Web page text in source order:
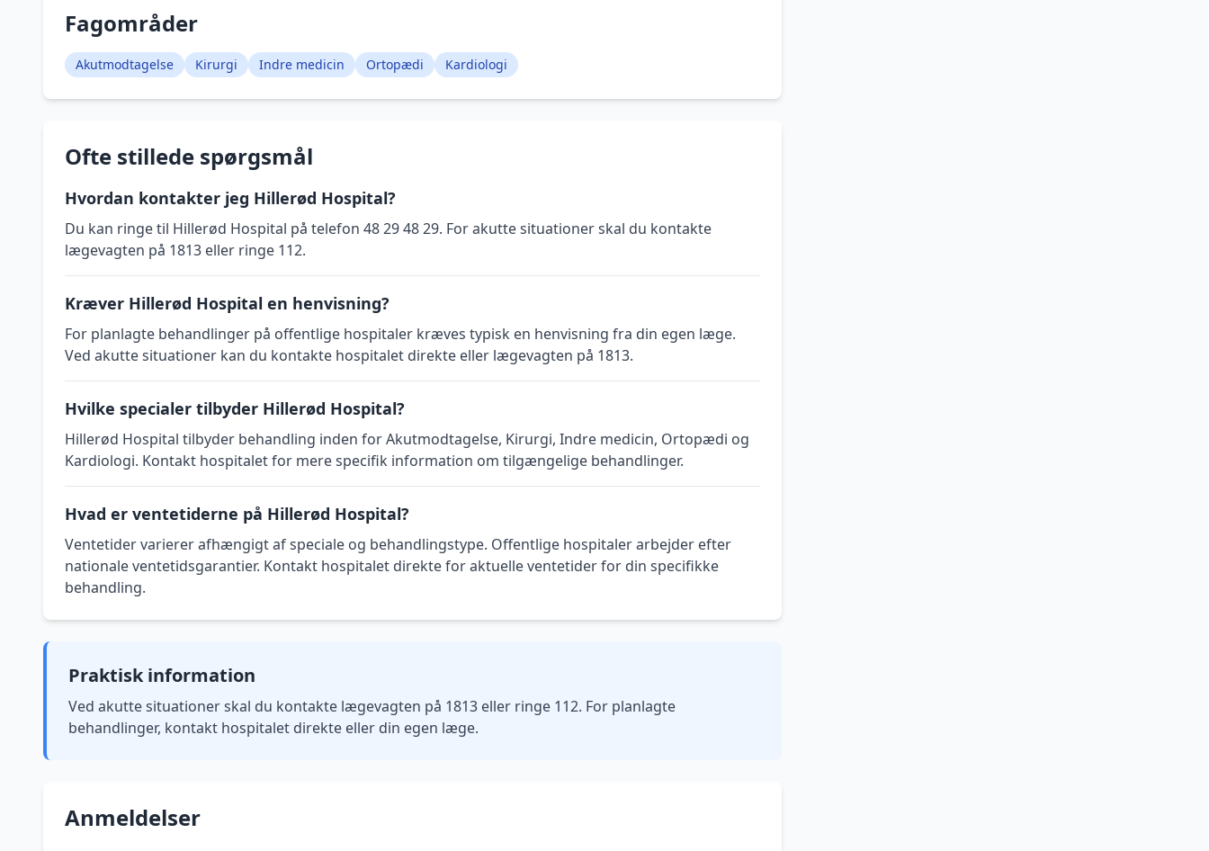
Fagområder
Akutmodtagelse Kirurgi Indre medicin Ortopædi Kardiologi
Ofte stillede spørgsmål
Hvordan kontakter jeg Hillerød Hospital?
Du kan ringe til Hillerød Hospital på telefon 48 29 48 29. For akutte situationer skal du kontakte
lægevagten på 1813 eller ringe 112.
Kræver Hillerød Hospital en henvisning?
For planlagte behandlinger på offentlige hospitaler kræves typisk en henvisning fra din egen læge.
Ved akutte situationer kan du kontakte hospitalet direkte eller lægevagten på 1813.
Hvilke specialer tilbyder Hillerød Hospital?
Hillerød Hospital tilbyder behandling inden for Akutmodtagelse, Kirurgi, Indre medicin, Ortopædi og
Kardiologi. Kontakt hospitalet for mere specifik information om tilgængelige behandlinger.
Hvad er ventetiderne på Hillerød Hospital?
Ventetider varierer afhængigt af speciale og behandlingstype. Offentlige hospitaler arbejder efter
nationale ventetidsgarantier. Kontakt hospitalet direkte for aktuelle ventetider for din specifikke
behandling.
Praktisk information
Ved akutte situationer skal du kontakte lægevagten på 1813 eller ringe 112. For planlagte
behandlinger, kontakt hospitalet direkte eller din egen læge.
Anmeldelser